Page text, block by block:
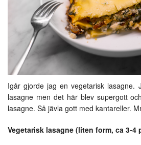
Igår gjorde jag en vegetarisk lasagne.
lasagne men det här blev supergott
lasagne. Så jävla gott med kantareller.
Vegetarisk lasagne (liten form, ca 3-4